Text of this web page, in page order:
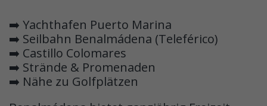
➡️ Yachthafen Puerto Marina
➡️ Seilbahn Benalmádena (Teleférico)
➡️ Castillo Colomares
➡️ Strände & Promenaden
➡️ Nähe zu Golfplätzen